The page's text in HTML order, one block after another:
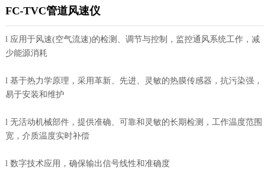
FC-TVC管道风速仪
l 应用于风速(空气流速)的检测、调节与控制，监控通风系统工作，减
少能源消耗
l 基于热力学原理，采用革新、先进、灵敏的热膜传感器，抗污染强，
易于安装和维护
l 无活动机械部件，提供准确、可靠和灵敏的长期检测，工作温度范围
宽，介质温度实时补偿
l 数字技术应用，确保输出信号线性和准确度